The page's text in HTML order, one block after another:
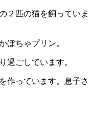
２匹の猫を飼っていま
ぼちゃプリン。
過ごしています。
作っています。息子さ